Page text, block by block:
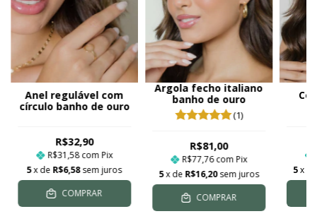
Anel regulável com
círculo banho de ouro
R$32,90
R$31,58com Pix
5x de R$6,58 sem juros
COMPRAR
Argola fecho italiano
banho de ouro
(1)
R$81,00
R$77,76com Pix
5x de R$16,20 sem juros
COMPRAR
5 x